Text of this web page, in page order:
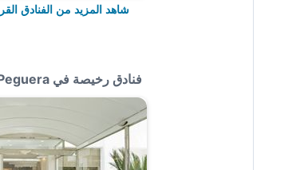
شاهد المزيد من الفنادق
فنادق رخيصة في Peguera